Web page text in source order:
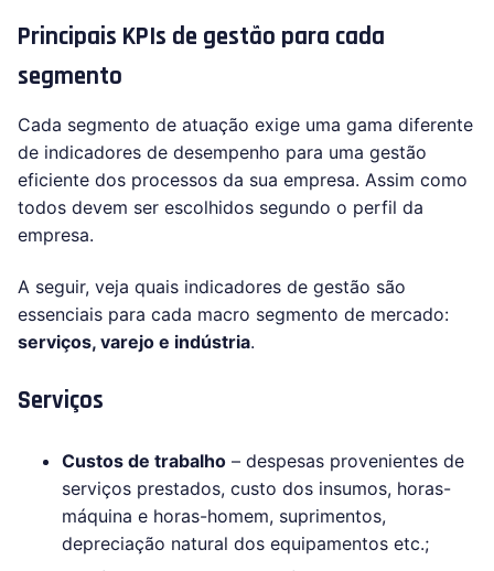
Principais KPIs de gestão para cada
segmento
Cada segmento de atuação exige uma gama diferente
de indicadores de desempenho para uma gestão
eficiente dos processos da sua empresa. Assim como
todos devem ser escolhidos segundo o perfil da
empresa.
A seguir, veja quais indicadores de gestão são
essenciais para cada macro segmento de mercado:
serviços, varejo e indústria.
Serviços
Custos de trabalho – despesas provenientes de
serviços prestados, custo dos insumos, horas-
máquina e horas-homem, suprimentos,
depreciação natural dos equipamentos etc.;